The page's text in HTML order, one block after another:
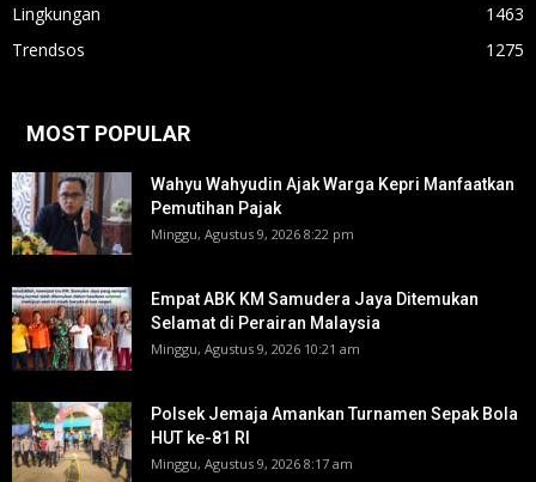
Lingkungan
1463
Trendsos
1275
MOST POPULAR
Wahyu Wahyudin Ajak Warga Kepri Manfaatkan
Pemutihan Pajak
Minggu, Agustus 9, 2026 8:22 pm
Empat ABK KM Samudera Jaya Ditemukan
Selamat di Perairan Malaysia
Minggu, Agustus 9, 2026 10:21 am
Polsek Jemaja Amankan Turnamen Sepak Bola
HUT ke-81 RI ‎
Minggu, Agustus 9, 2026 8:17 am